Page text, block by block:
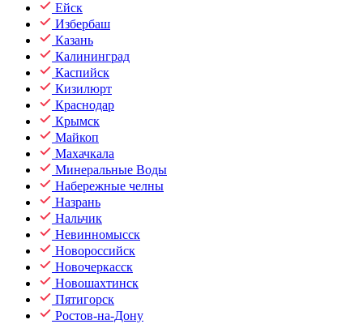
Ейск
Избербаш
Казань
Калининград
Каспийск
Кизилюрт
Краснодар
Крымск
Майкоп
Махачкала
Минеральные Воды
Набережные челны
Назрань
Нальчик
Невинномысск
Новороссийск
Новочеркасск
Новошахтинск
Пятигорск
Ростов-на-Дону